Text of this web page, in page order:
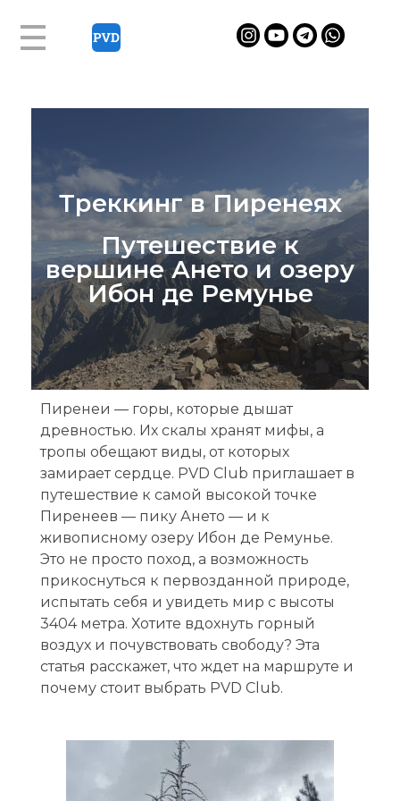
П
е
н
е
и
:
п
у
т
е
ш
е
с
т
в
и
е
Треккинг в Пиренеях
Путешествие к
вершине Ането и озеру
Ибон де Ремунье
Пиренеи — горы, которые дышат
древностью. Их скалы хранят мифы, а
тропы обещают виды, от которых
замирает сердце. PVD Club приглашает в
путешествие к самой высокой точке
Пиренеев — пику Ането — и к
живописному озеру Ибон де Ремунье.
Это не просто поход, а возможность
прикоснуться к первозданной природе,
испытать себя и увидеть мир с высоты
3404 метра. Хотите вдохнуть горный
воздух и почувствовать свободу? Эта
статья расскажет, что ждет на маршруте и
почему стоит выбрать PVD Club.